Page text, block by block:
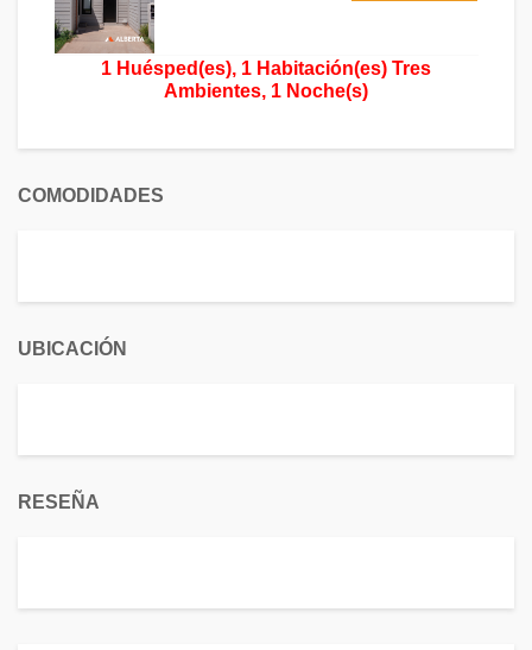
1 Huésped(es), 1 Habitación(es) Tres
Ambientes, 1 Noche(s)
COMODIDADES
UBICACIÓN
RESEÑA